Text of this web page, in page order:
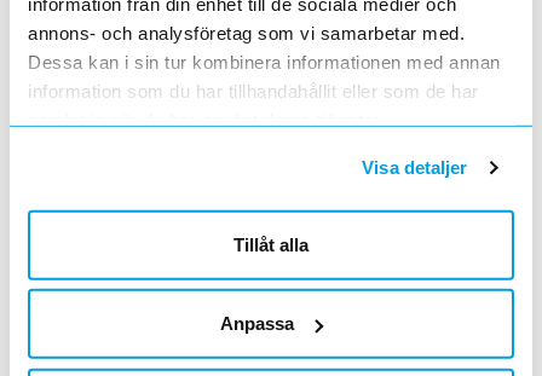
annons- och analysföretag som vi samarbetar med.
Dessa kan i sin tur kombinera informationen med annan
information som du har tillhandahållit eller som de har
samlat in när du har använt deras tjänster.
Visa detaljer
Tillåt alla
Anpassa
ST Lägg i kundvagn
TÄTNINGSRING 75
ArtNr 0661768
Varumärke PIPELIFE
TÄTNINGSRING FÖR TÄT ANSLUTNING 75MM
TÄTNINGSRING FÖR TÄT ANSLUTNING
110MM
Lägg i kundvagn
TÄTNINGSRING 110
0663217
Varumärke UPONOR